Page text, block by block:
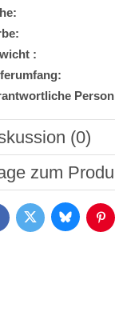
:
(0)
zum
Twitter Bluesky